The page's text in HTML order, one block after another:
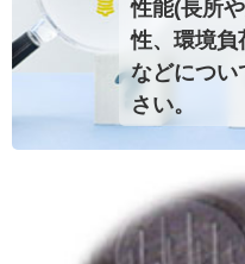
性能(長所
性、環境負
などについ
さい。